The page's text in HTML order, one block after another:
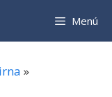
Menú
»